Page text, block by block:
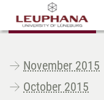
November 2015
October 2015